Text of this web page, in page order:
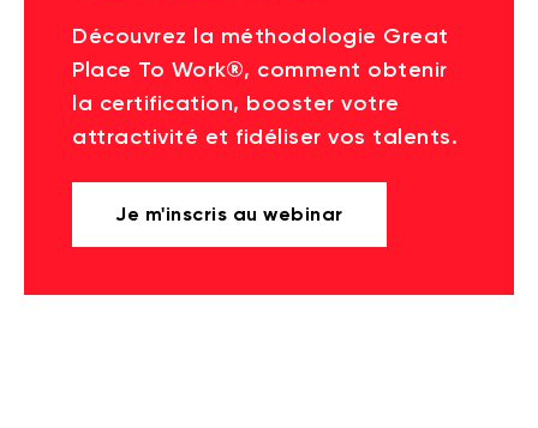
Découvrez la méthodologie Great
Place To Work®, comment obtenir
la certification, booster votre
attractivité et fidéliser vos talents.
Je m'inscris au webinar